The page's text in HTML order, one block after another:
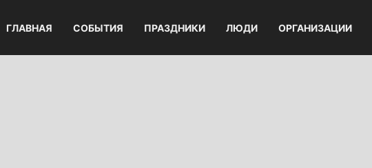
ГЛАВНАЯ СОБЫТИЯ ПРАЗДНИКИ ЛЮДИ ОРГАНИЗАЦИИ